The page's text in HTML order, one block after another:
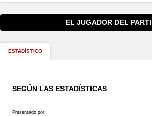
EL JUGADOR DEL
ESTADÍSTICO
SEGÚN LAS ESTADÍSTICAS
Presentado por: